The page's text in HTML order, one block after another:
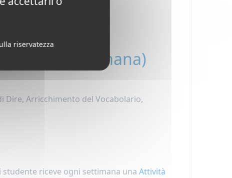
.
lezioni/settimana)
Dire, Arricchimento del Vocabolario,
riceve ogni settimana una Attività
riservatezza